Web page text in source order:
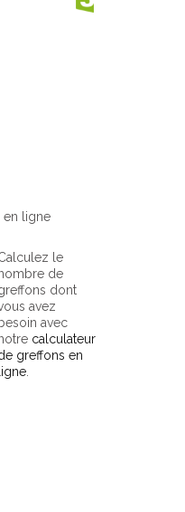
en ligne
le
de
dont
avez
besoin avec
calculateur
greffons en
ligne